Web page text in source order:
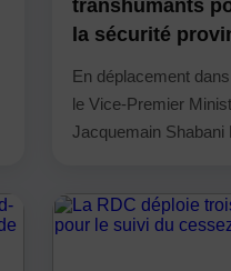
transhumants
la sécurité
En déplacement
le Vice-Premier
Jacquemain Shabani